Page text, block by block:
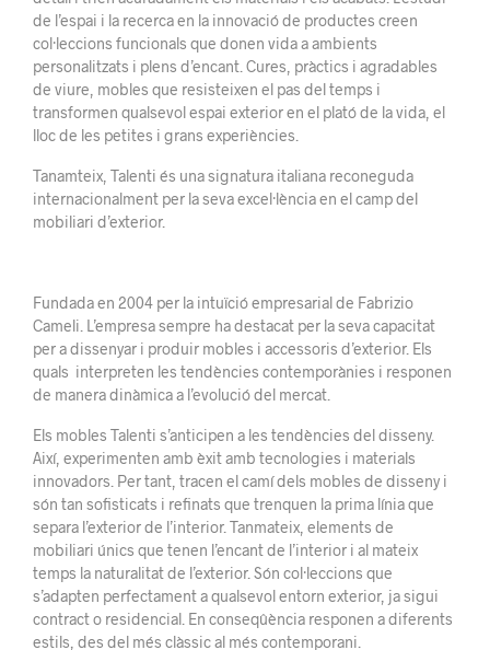
de l’espai i la recerca en la innovació de productes creen
col·leccions funcionals que donen vida a ambients
personalitzats i plens d’encant. Cures, pràctics i agradables
de viure, mobles que resisteixen el pas del temps i
transformen qualsevol espai exterior en el plató de la vida, el
lloc de les petites i grans experiències.
Tanamteix, Talenti és una signatura italiana reconeguda
internacionalment per la seva excel·lència en el camp del
mobiliari d’exterior.
Fundada en 2004 per la intuïció empresarial de Fabrizio
Cameli. L’empresa sempre ha destacat per la seva capacitat
per a dissenyar i produir mobles i accessoris d’exterior. Els
quals interpreten les tendències contemporànies i responen
de manera dinàmica a l’evolució del mercat.
Els mobles Talenti s’anticipen a les tendències del disseny.
Així, experimenten amb èxit amb tecnologies i materials
innovadors. Per tant, tracen el camí dels mobles de disseny i
són tan sofisticats i refinats que trenquen la prima línia que
separa l’exterior de l’interior. Tanmateix, elements de
mobiliari únics que tenen l’encant de l’interior i al mateix
temps la naturalitat de l’exterior. Són col·leccions que
s’adapten perfectament a qualsevol entorn exterior, ja sigui
contract o residencial. En conseqûència responen a diferents
estils, des del més clàssic al més contemporani.